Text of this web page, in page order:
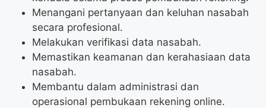
Menangani pertanyaan dan keluhan nasabah
secara profesional.
Melakukan verifikasi data nasabah.
Memastikan keamanan dan kerahasiaan data
nasabah.
Membantu dalam administrasi dan
operasional pembukaan rekening online.